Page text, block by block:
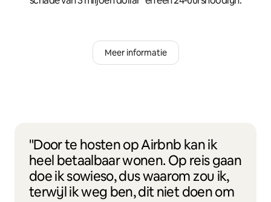
Meer informatie
"Door te hosten op Airbnb kan ik
heel betaalbaar wonen. Op reis gaan
doe ik sowieso, dus waarom zou ik,
terwijl ik weg ben, dit niet doen om